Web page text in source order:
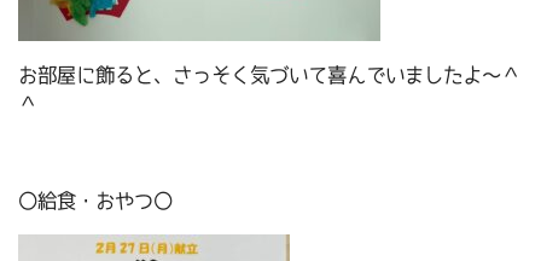
お部屋に飾ると、さっそく気づいて喜んでいましたよ～＾
＾
〇給食・おやつ〇